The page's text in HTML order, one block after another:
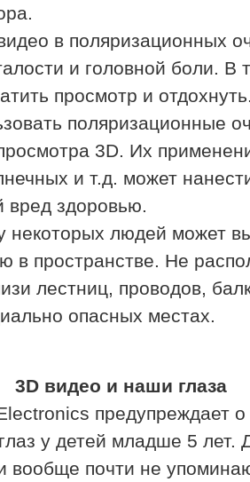
в поляризационных
и головной боли. В
просмотр и
поляризационные
3D. Их
и т.д. может
вред здоровью.
некоторых людей может
в пространстве. Не
лестниц, проводов,
опасных местах.
3D видео и наши глаза
предупреждает
у детей младше 5 лет.
вообще почти не